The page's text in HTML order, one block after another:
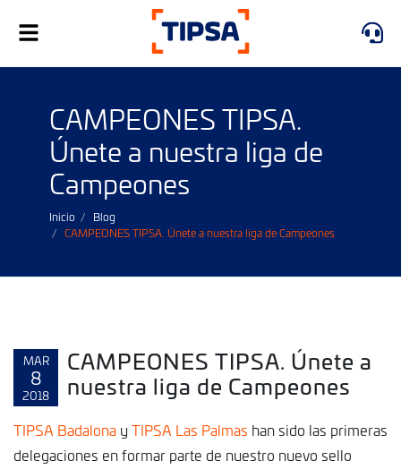
Alternar
navegación
CAMPEONES TIPSA.
Únete a nuestra liga de
Campeones
Inicio
Blog
CAMPEONES TIPSA. Únete a nuestra liga de Campeones
MAR
8
2018
CAMPEONES TIPSA. Únete a
nuestra liga de Campeones
TIPSA Badalona y TIPSA Las Palmas han sido las primeras
delegaciones en formar parte de nuestro nuevo sello